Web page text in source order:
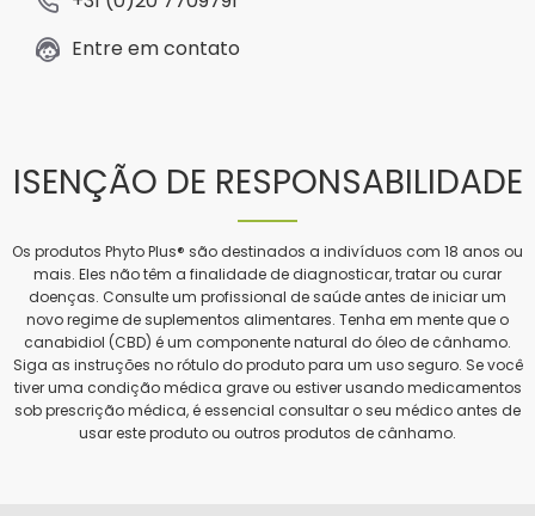
Entre em contato
ISENÇÃO DE RESPONSABILIDADE
Os produtos Phyto Plus® são destinados a indivíduos com 18 anos ou
mais. Eles não têm a finalidade de diagnosticar, tratar ou curar
doenças. Consulte um profissional de saúde antes de iniciar um
novo regime de suplementos alimentares. Tenha em mente que o
canabidiol (CBD) é um componente natural do óleo de cânhamo.
Siga as instruções no rótulo do produto para um uso seguro. Se você
tiver uma condição médica grave ou estiver usando medicamentos
sob prescrição médica, é essencial consultar o seu médico antes de
usar este produto ou outros produtos de cânhamo.